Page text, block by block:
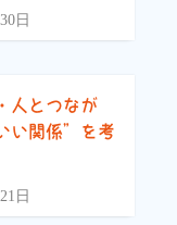
日
人とつなが
い関係”を考
日